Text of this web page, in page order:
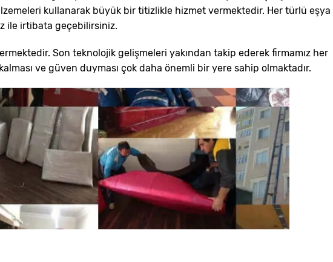
kullanarak büyük bir titizlikle hizmet vermektedir. Her türlü eşya
ile irtibata geçebilirsiniz.
Son teknolojik gelişmeleri yakından takip ederek firmamız her
ve güven duyması çok daha önemli bir yere sahip olmaktadır.